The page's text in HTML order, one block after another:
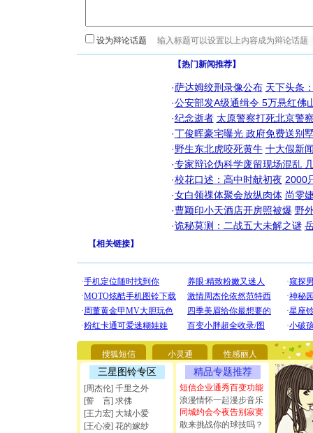
设为辩论话题
【热门新闻推荐】
·萨达姆绞刑录像公布 天下头条
·公安部发A级通缉令 5万悬红佛
·纪念逝者 太原警察打死北京警
·丁俊晖豪宅曝光 政府免费送别
·野生东北虎咬死黄牛 十大假新
·专家辩论伪科学废留现场混乱
·校花口述：高中时献初夜 2000
·女白领祼体聚会放纵肉体 尚雯
·曹颖印小天酒店开房照被爆 野
·诡秘莫测：二战五大未解之谜
【相关链接】
搜狐短信 小灵通 性感丽人
三星图铃专区
[周杰伦] 千里之外
[誓 言] 求佛
[王力宏] 大城小爱
[王心凌] 花的嫁纱
精品专题推荐
短信企业通秀百变功能
浪漫情怀一起漫步音乐
同城约会今夜告别寂寞
敢来挑战你的球技吗？
[圣诞节]
要平安
[圣诞节]
能正大
都要快乐
[圣诞节]
如意,快
[元旦]看
断电。爱
你是我专